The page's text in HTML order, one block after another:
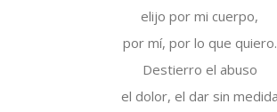
elijo por mi cuerpo,
por mí, por lo que quiero.
Destierro el abuso
el dolor, el dar sin medida